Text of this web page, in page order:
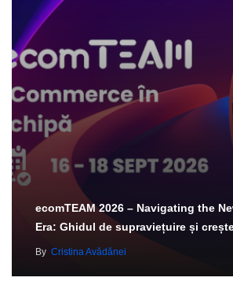
ecomTEAM 2026 – Navigating the
Era: Ghidul de supraviețuire și
By Cristina Avădănei